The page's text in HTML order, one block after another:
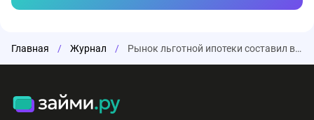
Главная / Журнал / Рынок льготной ипотеки составил в ноябре почти 60% от общего числа жилищных кредитов